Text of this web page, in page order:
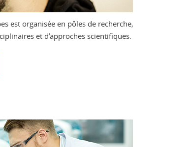
est organisée en pôles de recherche,
et d’approches scientifiques.